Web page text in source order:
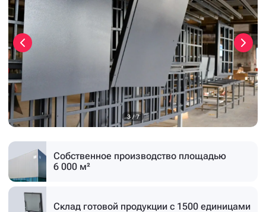
3 / 7
Собственное производство площадью
6 000 м²
Склад готовой продукции с 1500 единицами